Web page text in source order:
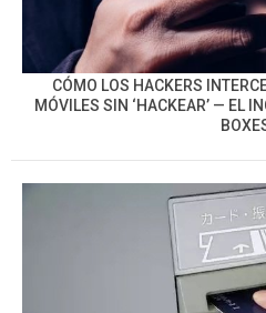
CÓMO LOS HACKERS
MÓVILES SIN ‘HACKEAR’ — EL